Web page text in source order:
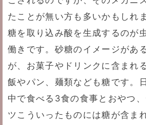
たことが無い方も多いかもしれ
糖を取り込み酸を生成するのが
働きです。砂糖のイメージがあ
が、お菓子やドリンクに含まれ
飯やパン、麺類なども糖です。
中で食べる3食の食事とおやつ
ツこういったものには糖が含ま